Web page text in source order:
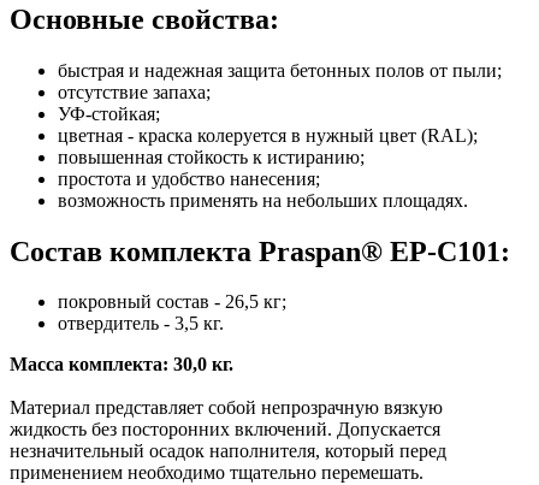
Основные свойства:
быстрая и надежная защита бетонных полов от пыли;
отсутствие запаха;
УФ-стойкая;
цветная - краска колеруется в нужный цвет (RAL);
повышенная стойкость к истиранию;
простота и удобство нанесения;
возможность применять на небольших площадях.
Состав комплекта Praspan® ЕP-C101:
покровный состав - 26,5 кг;
отвердитель - 3,5 кг.
Масса комплекта: 30,0 кг.
Материал представляет собой непрозрачную вязкую
жидкость без посторонних включений. Допускается
незначительный осадок наполнителя, который перед
применением необходимо тщательно перемешать.